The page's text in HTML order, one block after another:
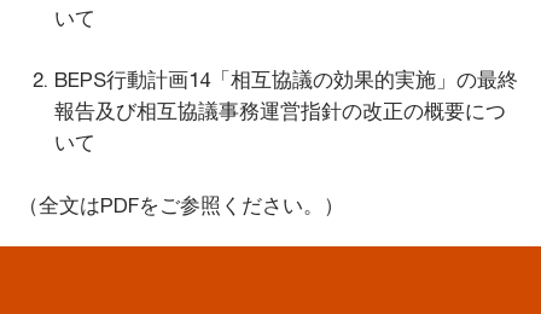
いて
BEPS行動計画14「相互協議の効果的実施」の最終
報告及び相互協議事務運営指針の改正の概要につ
いて
（全文はPDFをご参照ください。）